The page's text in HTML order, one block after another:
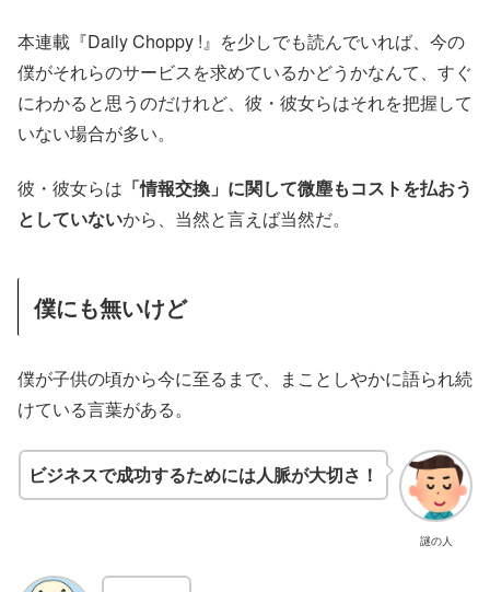
本連載『Daily Choppy !』を少しでも読んでいれば、今の
僕がそれらのサービスを求めているかどうかなんて、すぐ
にわかると思うのだけれど、彼・彼女らはそれを把握して
いない場合が多い。
彼・彼女らは 「情報交換」に関して微塵もコストを払おう
としていないから、当然と言えば当然だ。
僕にも無いけど
僕が子供の頃から今に至るまで、まことしやかに語られ続
けている言葉がある。
謎の人
ビジネスで成功するためには人脈が大切さ！